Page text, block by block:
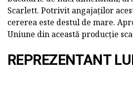
Scarlett. Potrivit angajaților
cererea este destul de mare.
Uniune din această producție
REPREZENTANT